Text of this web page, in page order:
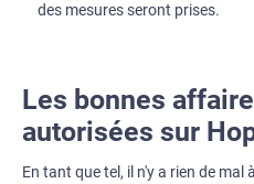
des mesures seront prises.
Les bonnes
autorisées sur
En tant que tel, il n'y a rien de